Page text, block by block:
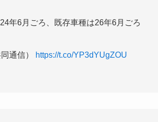
年6月ごろ、既存車種は26年6月ごろ
通信） https://t.co/YP3dYUgZOU